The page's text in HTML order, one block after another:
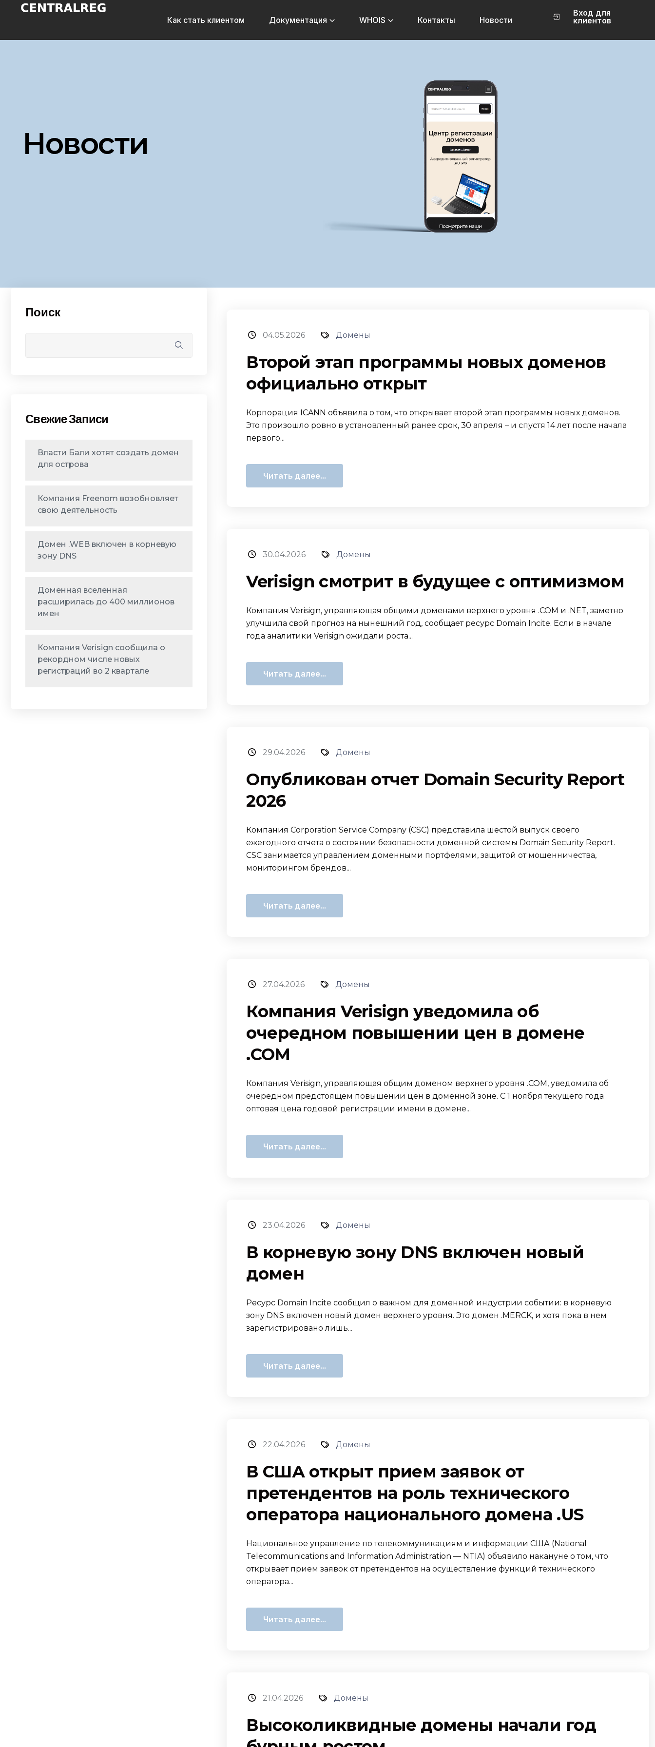
Как стать клиентом Документация WHOIS Контакты Новости
Вход для
клиентов
Новости
04.05.2026 Домены
Второй этап программы новых доменов
официально открыт
Корпорация ICANN объявила о том, что открывает второй этап программы новых доменов.
Это произошло ровно в установленный ранее срок, 30 апреля – и спустя 14 лет после начала
первого...
Читать далее...
30.04.2026 Домены
Verisign смотрит в будущее с оптимизмом
Компания Verisign, управляющая общими доменами верхнего уровня .COM и .NET, заметно
улучшила свой прогноз на нынешний год, сообщает ресурс Domain Incite. Если в начале
года аналитики Verisign ожидали роста...
Читать далее...
29.04.2026 Домены
Опубликован отчет Domain Security Report
2026
Компания Corporation Service Company (CSC) представила шестой выпуск своего
ежегодного отчета о состоянии безопасности доменной системы Domain Security Report.
CSC занимается управлением доменными портфелями, защитой от мошенничества,
мониторингом брендов...
Читать далее...
27.04.2026 Домены
Компания Verisign уведомила об
очередном повышении цен в домене
.COM
Компания Verisign, управляющая общим доменом верхнего уровня .COM, уведомила об
очередном предстоящем повышении цен в доменной зоне. С 1 ноября текущего года
оптовая цена годовой регистрации имени в домене...
Читать далее...
23.04.2026 Домены
В корневую зону DNS включен новый
домен
Ресурс Domain Incite сообщил о важном для доменной индустрии событии: в корневую
зону DNS включен новый домен верхнего уровня. Это домен .MERCK, и хотя пока в нем
зарегистрировано лишь...
Читать далее...
22.04.2026 Домены
В США открыт прием заявок от
претендентов на роль технического
оператора национального домена .US
Национальное управление по телекоммуникациям и информации США (National
Telecommunications and Information Administration — NTIA) объявило накануне о том, что
открывает прием заявок от претендентов на осуществление функций технического
оператора...
Читать далее...
21.04.2026 Домены
Высоколиквидные домены начали год
Поиск
Свежие Записи
Власти Бали хотят создать домен
для острова
Компания Freenom возобновляет
свою деятельность
Домен .WEB включен в корневую
зону DNS
Доменная вселенная
расширилась до 400 миллионов
имен
Компания Verisign сообщила о
рекордном числе новых
регистраций во 2 квартале